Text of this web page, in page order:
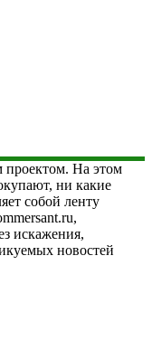
проектом. На этом
ни какие
собой ленту
искажения,
новостей